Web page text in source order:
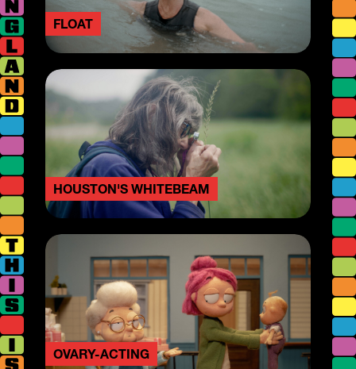
FLOAT
HOUSTON'S WHITEBEAM
OVARY-ACTING